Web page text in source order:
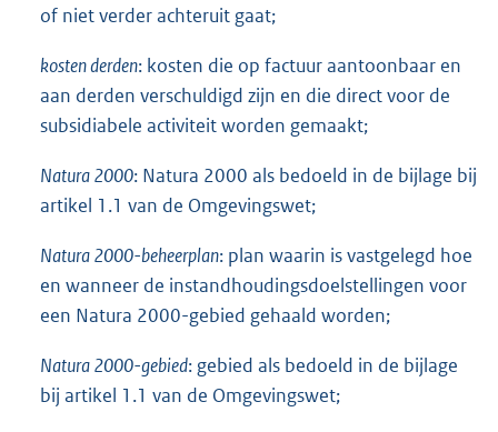
of niet verder achteruit gaat;
kosten derden: kosten die op factuur aantoonbaar en
aan derden verschuldigd zijn en die direct voor de
subsidiabele activiteit worden gemaakt;
Natura 2000: Natura 2000 als bedoeld in de bijlage bij
artikel 1.1 van de Omgevingswet;
Natura 2000-beheerplan: plan waarin is vastgelegd hoe
en wanneer de instandhoudingsdoelstellingen voor
een Natura 2000-gebied gehaald worden;
Natura 2000-gebied: gebied als bedoeld in de bijlage
bij artikel 1.1 van de Omgevingswet;